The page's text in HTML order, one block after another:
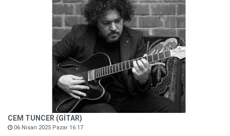
CEM TUNCER (GİTAR)
06 Nisan 2025 Pazar 16:17